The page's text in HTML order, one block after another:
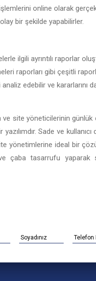
online olarak
bir şekilde yapabilirler.
ilgili ayrıntılı raporlar
raporları gibi çeşitli
edebilir ve kararlarını
site yöneticilerinin günlük
Sade ve
yönetimlerine ideal bir
çaba tasarrufu yaparak